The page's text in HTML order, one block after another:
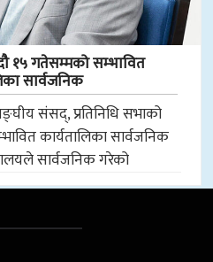
१५ गतेसम्मको सम्भावित
सार्वजनिक
संसद्, प्रतिनिधि सभाको
कार्यतालिका सार्वजनिक
सार्वजनिक गरेको